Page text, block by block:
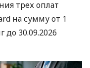
трех оплат
на сумму от 1
до 30.09.2026